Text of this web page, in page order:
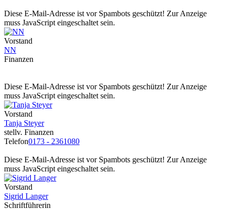
Diese E-Mail-Adresse ist vor Spambots geschützt! Zur Anzeige
muss JavaScript eingeschaltet sein.
Vorstand
NN
Finanzen
Diese E-Mail-Adresse ist vor Spambots geschützt! Zur Anzeige
muss JavaScript eingeschaltet sein.
Vorstand
Tanja Steyer
stellv. Finanzen
Telefon0173 - 2361080
Diese E-Mail-Adresse ist vor Spambots geschützt! Zur Anzeige
muss JavaScript eingeschaltet sein.
Vorstand
Sigrid Langer
Schriftführerin